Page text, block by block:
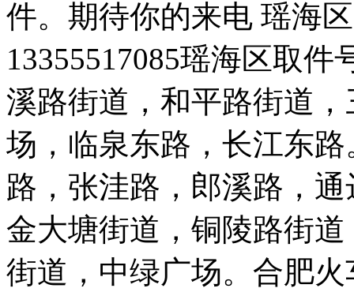
件。期待你的来电 瑶海
13355517085瑶海区取件
溪路街道，和平路街道
场，临泉东路，长江东
路，张洼路，郎溪路，
金大塘街道，铜陵路街
街道，中绿广场。合肥